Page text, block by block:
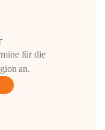
für die
an.